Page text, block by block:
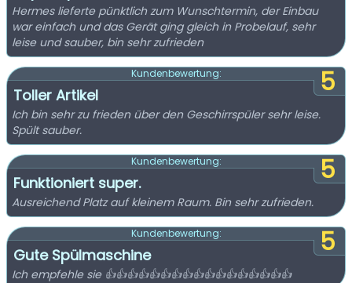
Hermes lieferte pünktlich zum Wunschtermin, der Einbau
war einfach und das Gerät ging gleich in Probelauf, sehr
leise und sauber, bin sehr zufrieden
5
Kundenbewertung:
Toller Artikel
Ich bin sehr zu frieden über den Geschirrspüler sehr leise.
Spült sauber.
5
Kundenbewertung:
Funktioniert super.
Ausreichend Platz auf kleinem Raum. Bin sehr zufrieden.
5
Kundenbewertung:
Gute Spülmaschine
Ich empfehle sie 👍👍👍👍👍👍👍👍👍👍👍👍👍👍👍👍👍